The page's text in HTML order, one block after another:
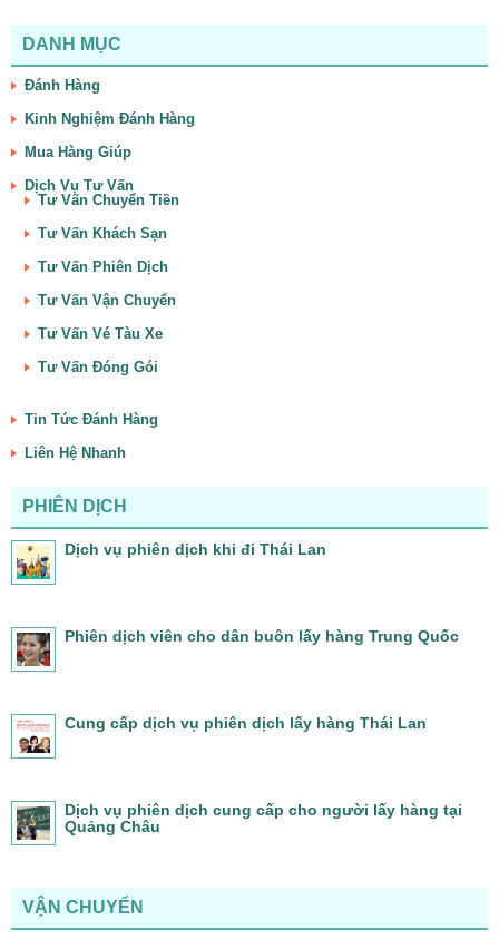
DANH MỤC
Đánh Hàng
Kinh Nghiệm Đánh Hàng
Mua Hàng Giúp
Dịch Vụ Tư Vấn
Tư Vấn Chuyển Tiền
Tư Vấn Khách Sạn
Tư Vấn Phiên Dịch
Tư Vấn Vận Chuyển
Tư Vấn Vé Tàu Xe
Tư Vấn Đóng Gói
Tin Tức Đánh Hàng
Liên Hệ Nhanh
PHIÊN DỊCH
Dịch vụ phiên dịch khi đi Thái Lan
Phiên dịch viên cho dân buôn lấy hàng Trung Quốc
Cung cấp dịch vụ phiên dịch lấy hàng Thái Lan
Dịch vụ phiên dịch cung cấp cho người lấy hàng tại
Quảng Châu
VẬN CHUYỂN